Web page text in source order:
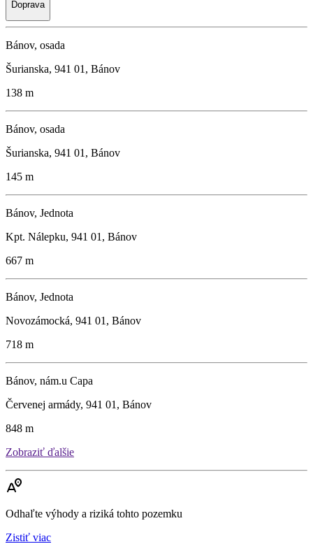
Doprava
Bánov, osada
Šurianska, 941 01, Bánov
138 m
Bánov, osada
Šurianska, 941 01, Bánov
145 m
Bánov, Jednota
Kpt. Nálepku, 941 01, Bánov
667 m
Bánov, Jednota
Novozámocká, 941 01, Bánov
718 m
Bánov, nám.u Capa
Červenej armády, 941 01, Bánov
848 m
Zobraziť ďalšie
Odhaľte výhody a riziká tohto pozemku
Zistiť viac